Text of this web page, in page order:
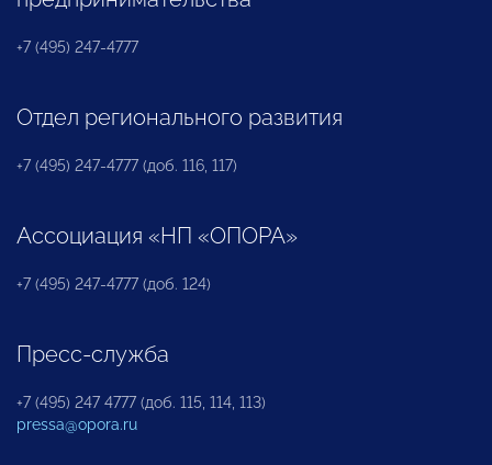
+7 (495) 247-4777
Отдел регионального развития
+7 (495) 247-4777 (доб. 116, 117)
Ассоциация «НП «ОПОРА»
+7 (495) 247-4777 (доб. 124)
Пресс-служба
+7 (495) 247 4777 (доб. 115, 114, 113)
pressa@opora.ru